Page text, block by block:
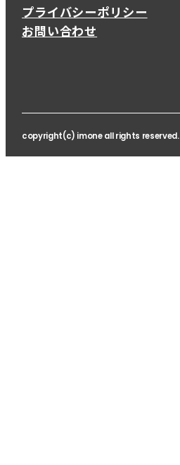
プライバシーポリシー
お問い合わせ
copyright(c) imone all rights reserved.